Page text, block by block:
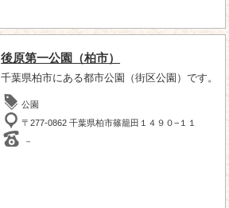
後原第一公園（柏市）
千葉県柏市にある都市公園（街区公園）です。
公園
〒277-0862 千葉県柏市篠籠田１４９０−１１
－